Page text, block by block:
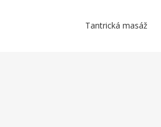
Tantrická masáž